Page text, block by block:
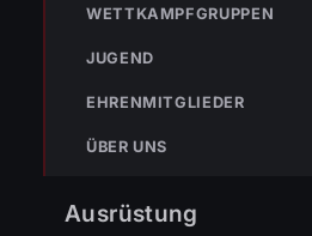
WETTKAMPFGRUPPEN
JUGEND
EHRENMITGLIEDER
ÜBER UNS
Ausrüstung